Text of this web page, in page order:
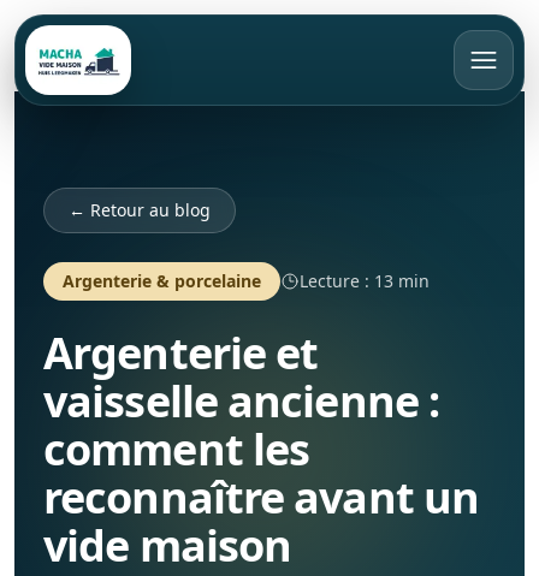
Appeler
Accueil
Vide maison
Bruxelles
Brabant Wallon
Brabant Flamand
Débarras
Appartement
Maison
Rachat d’objets
Tarifs
← Retour au blog
Argenterie & porcelaine Lecture : 13 min
Argenterie et
vaisselle ancienne :
comment les
reconnaître avant un
vide maison